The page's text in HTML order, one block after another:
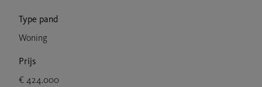
Type pand
Woning
Prijs
€ 424.000